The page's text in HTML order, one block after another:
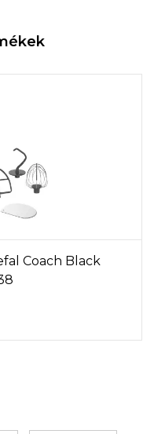
Coach Black